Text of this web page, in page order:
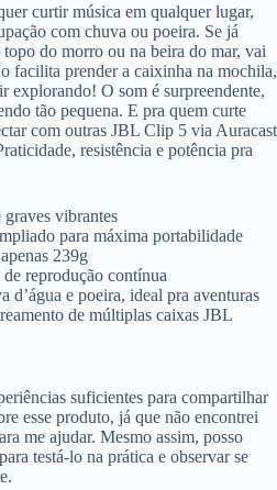
curtir música em qualquer lugar,
com chuva ou poeira. Se já
do morro ou na beira do mar, vai
facilita prender a caixinha na mochila,
O som é surpreendente,
tão pequena. E pra quem curte
com outras JBL Clip 5 via Auracast
resistência e potência pra
vibrantes
para máxima portabilidade
239g
reprodução contínua
d’água e poeira, ideal pra aventuras
de múltiplas caixas JBL
suficientes para compartilhar
esse produto, já que não encontrei
me ajudar. Mesmo assim, posso
testá-lo na prática e observar se